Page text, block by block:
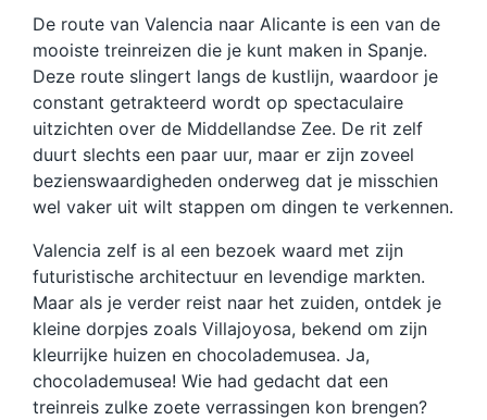
De route van Valencia naar Alicante is een van de
mooiste treinreizen die je kunt maken in Spanje.
Deze route slingert langs de kustlijn, waardoor je
constant getrakteerd wordt op spectaculaire
uitzichten over de Middellandse Zee. De rit zelf
duurt slechts een paar uur, maar er zijn zoveel
bezienswaardigheden onderweg dat je misschien
wel vaker uit wilt stappen om dingen te verkennen.
Valencia zelf is al een bezoek waard met zijn
futuristische architectuur en levendige markten.
Maar als je verder reist naar het zuiden, ontdek je
kleine dorpjes zoals Villajoyosa, bekend om zijn
kleurrijke huizen en chocolademusea. Ja,
chocolademusea! Wie had gedacht dat een
treinreis zulke zoete verrassingen kon brengen?